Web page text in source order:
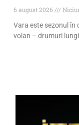
6 august 2026
Vara este sezonul în
volan – drumuri